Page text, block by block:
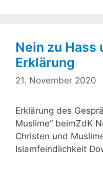
Nein zu Hass
Erklärung
21. November 2020
Erklärung des
Muslime“ beimZdK
Christen und
Islamfeindlichkeit